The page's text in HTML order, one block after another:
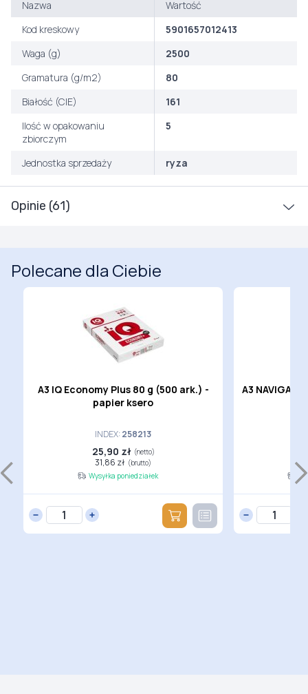
Opinie (61)
Nazwa
Wartość
Kod kreskowy
5901657012413
Waga (g)
2500
Gramatura (g/m2)
80
Białość (CIE)
161
Ilość w opakowaniu
zbiorczym
5
Jednostka sprzedaży ryza
Polecane dla Ciebie
A3 IQ Economy Plus 80 g (500 ark.) -
papier ksero
INDEX:258213
25,90 zł (netto)
31,86 zł (brutto)
Wysyłka poniedziałek
A3